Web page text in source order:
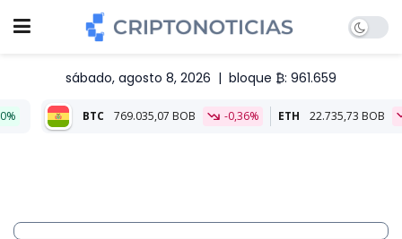
sábado, agosto 8, 2026 | bloque ₿: 961.659
BOB -0,36% ETH 22.735,73 BOB -0,34% Aliado